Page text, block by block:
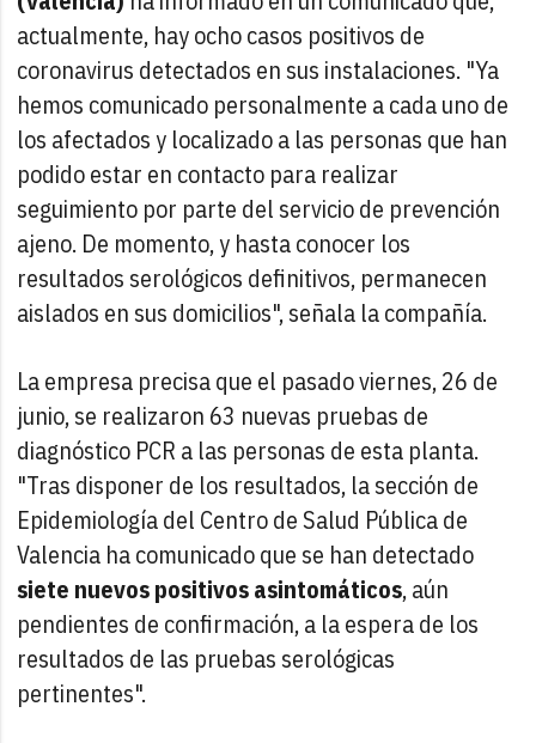
actualmente, hay ocho casos positivos de
coronavirus detectados en sus instalaciones. "Ya
hemos comunicado personalmente a cada uno de
los afectados y localizado a las personas que han
podido estar en contacto para realizar
seguimiento por parte del servicio de prevención
ajeno. De momento, y hasta conocer los
resultados serológicos definitivos, permanecen
aislados en sus domicilios", señala la compañía.
La empresa precisa que el pasado viernes, 26 de
junio, se realizaron 63 nuevas pruebas de
diagnóstico PCR a las personas de esta planta.
"Tras disponer de los resultados, la sección de
Epidemiología del Centro de Salud Pública de
Valencia ha comunicado que se han detectado
siete nuevos positivos asintomáticos, aún
pendientes de confirmación, a la espera de los
resultados de las pruebas serológicas
pertinentes".